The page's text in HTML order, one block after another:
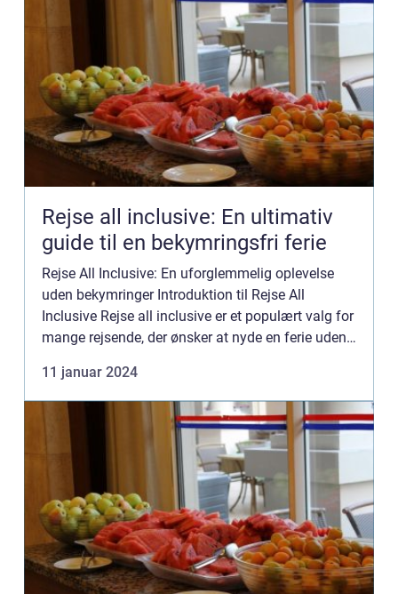
Rejse all inclusive: En ultimativ
guide til en bekymringsfri ferie
Rejse All Inclusive: En uforglemmelig oplevelse
uden bekymringer Introduktion til Rejse All
Inclusive Rejse all inclusive er et populært valg for
mange rejsende, der ønsker at nyde en ferie uden
omfattende pak...
11 januar 2024